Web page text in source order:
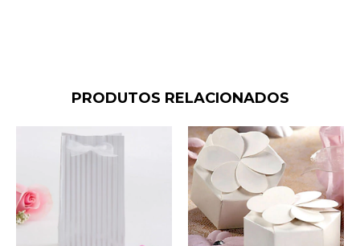
PRODUTOS RELACIONADOS